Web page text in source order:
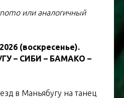
или аналогичный
(воскресенье).
– СИБИ – БАМАКО –
в Маньябугу на танец